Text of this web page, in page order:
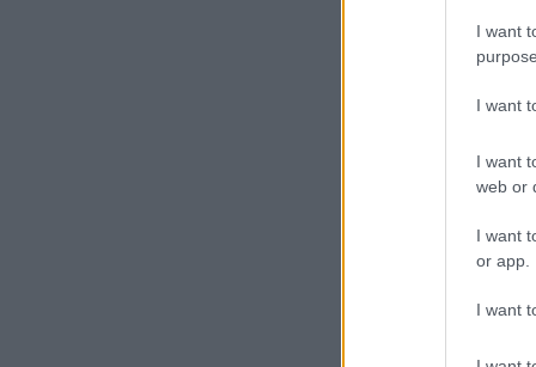
I want
I want
I want
web or
I want
or app.
I want